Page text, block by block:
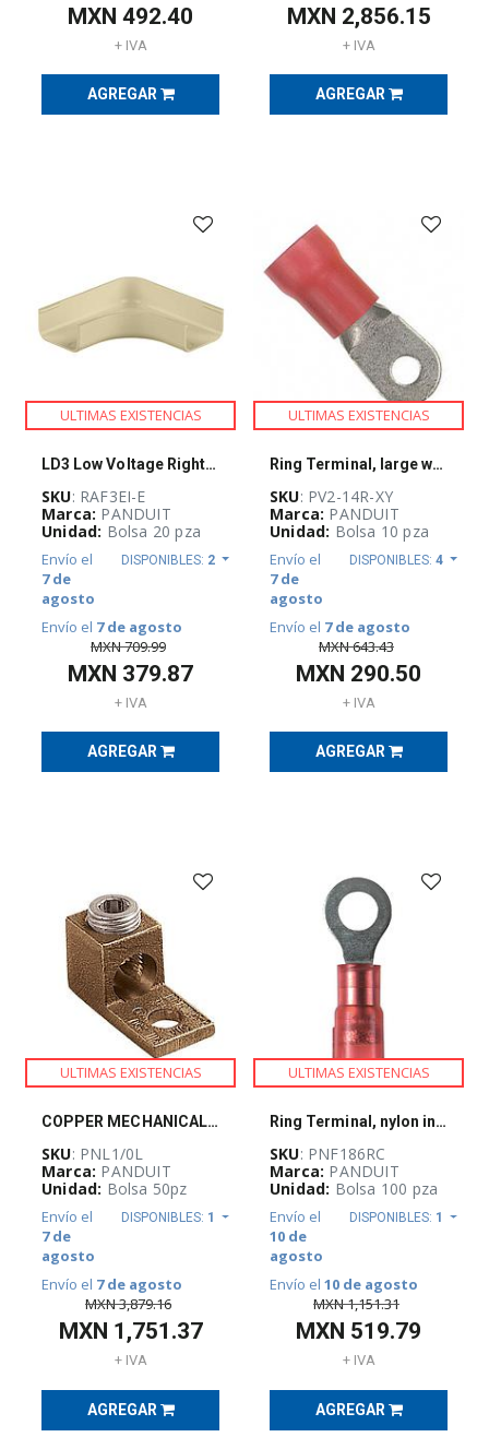
CERTIFICACIONES
EQUIPOS
MEDICIÓN
ETIQUETAS,
IDENTIFICACIÓN
IMPRESORAS
)
GABINETES
RACKS
SELECCIÓN
Conferencia
Cables
Para
Cables
Fibra
Óptica
(28)
Cable
Industrial
(7)
Cable
Cobre
18)
(11)
MXN 492.40
+ IVA
AGREGAR
MXN 2,856.15
+ IVA
AGREGAR
ULTIMAS EXISTENCIAS
LD3 Low Voltage Right Angle Fitting
SKU: RAF3EI-E
Marca: PANDUIT
Unidad: Bolsa 20 pza
Envío el
7 de
agosto
DISPONIBLES: 2
Envío el 7 de agosto
MXN709.99
MXN 379.87
+ IVA
AGREGAR
ULTIMAS EXISTENCIAS
Ring Terminal, large wire, vinyl insulat
SKU: PV2-14R-XY
Marca: PANDUIT
Unidad: Bolsa 10 pza
Envío el
7 de
agosto
DISPONIBLES: 4
Envío el 7 de agosto
MXN643.43
MXN 290.50
+ IVA
AGREGAR
ULTIMAS EXISTENCIAS
COPPER MECHANICAL LUG, 1 HOLE, STRAIGHT
SKU: PNL1/0L
Marca: PANDUIT
Unidad: Bolsa 50pz
Envío el
7 de
agosto
DISPONIBLES: 1
Envío el 7 de agosto
MXN3,879.16
MXN 1,751.37
+ IVA
AGREGAR
ULTIMAS EXISTENCIAS
Ring Terminal, nylon insulated, 22 - 18
SKU: PNF186RC
Marca: PANDUIT
Unidad: Bolsa 100 pza
Envío el
10 de
agosto
DISPONIBLES: 1
Envío el 10 de agosto
MXN1,151.31
MXN 519.79
+ IVA
AGREGAR